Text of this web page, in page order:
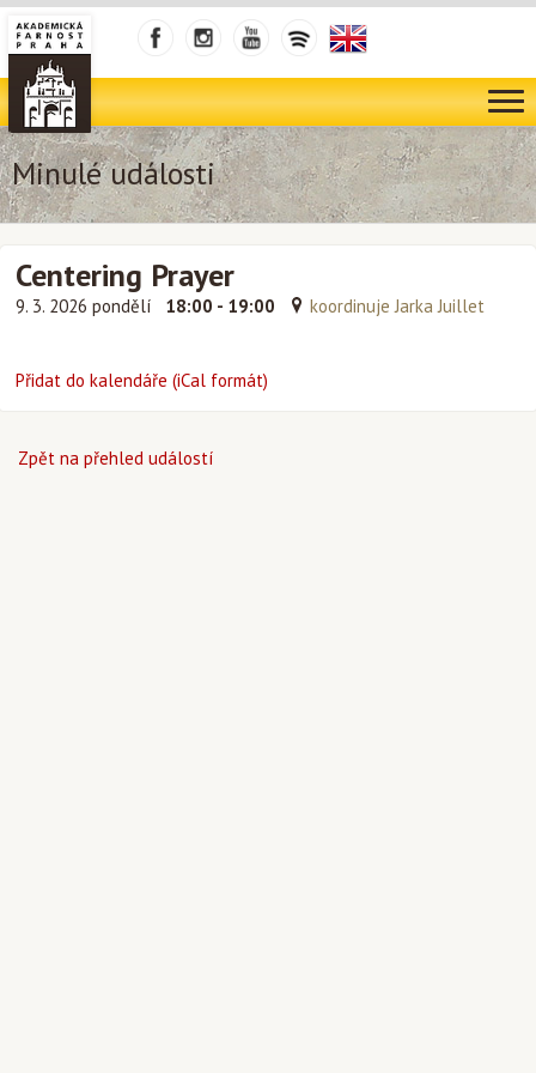
Minulé události
Centering Prayer
9. 3. 2026 pondělí 18:00 - 19:00 koordinuje Jarka Juillet
Přidat do kalendáře (iCal formát)
Zpět na přehled událostí